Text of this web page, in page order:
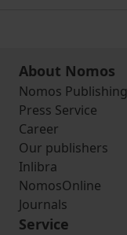
About Nomos
Nomos Publishing
Press Service
Career
Our publishers
Inlibra
NomosOnline
Journals
Service